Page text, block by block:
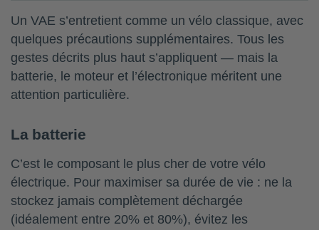
Un VAE s’entretient comme un vélo classique, avec
quelques précautions supplémentaires. Tous les
gestes décrits plus haut s’appliquent — mais la
batterie, le moteur et l’électronique méritent une
attention particulière.
La batterie
C’est le composant le plus cher de votre vélo
électrique. Pour maximiser sa durée de vie : ne la
stockez jamais complètement déchargée
(idéalement entre 20% et 80%), évitez les